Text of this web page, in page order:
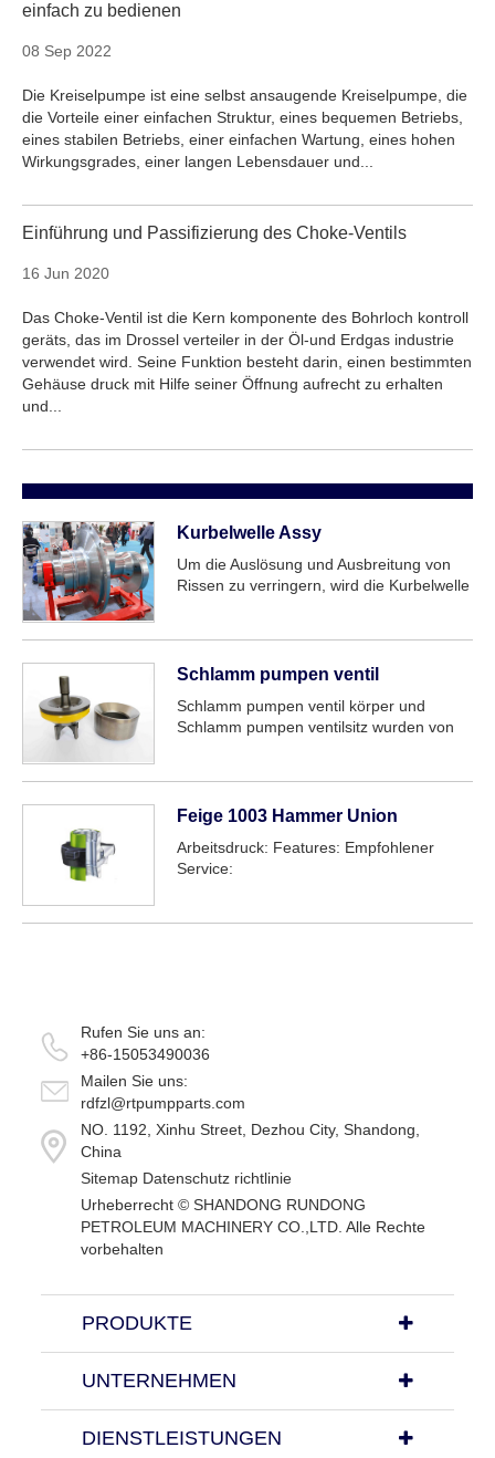
einfach zu bedienen
08 Sep 2022
Die Kreiselpumpe ist eine selbst ansaugende Kreiselpumpe, die
die Vorteile einer einfachen Struktur, eines bequemen Betriebs,
eines stabilen Betriebs, einer einfachen Wartung, eines hohen
Wirkungsgrades, einer langen Lebensdauer und...
Einführung und Passifizierung des Choke-Ventils
16 Jun 2020
Das Choke-Ventil ist die Kern komponente des Bohrloch kontroll
geräts, das im Drossel verteiler in der Öl-und Erdgas industrie
verwendet wird. Seine Funktion besteht darin, einen bestimmten
Gehäuse druck mit Hilfe seiner Öffnung aufrecht zu erhalten
und...
Kurbelwelle Assy
Um die Auslösung und Ausbreitung von
Rissen zu verringern, wird die Kurbelwelle
hohen Chrom gehalt, um Korrosion zu
Schlamm pumpen ventil
Schlamm pumpen ventil körper und
Schlamm pumpen ventilsitz wurden von
Feige 1003 Hammer Union
Arbeitsdruck: Features: Empfohlener
Service:
Rufen Sie uns an:
+86-15053490036
Mailen Sie uns:
rdfzl@rtpumpparts.com
NO. 1192, Xinhu Street, Dezhou City, Shandong,
China
Sitemap Datenschutz richtlinie
Urheberrecht © SHANDONG RUNDONG
PETROLEUM MACHINERY CO.,LTD. Alle Rechte
vorbehalten
PRODUKTE
UNTERNEHMEN
DIENSTLEISTUNGEN